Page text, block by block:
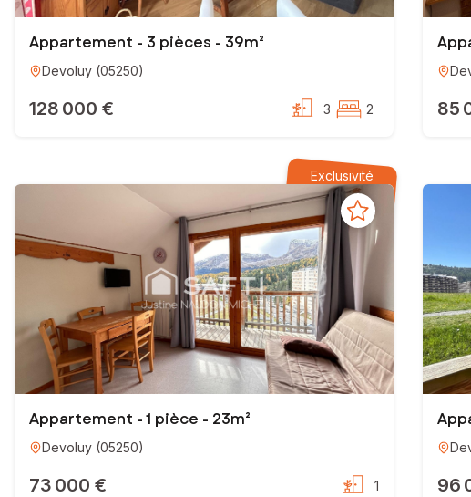
Appartement - 3 pièces - 39m²
Devoluy (05250)
128 000 € 3 2 85
Exclusivité
Appartement - 1 pièce - 23m²
Devoluy (05250)
73 000 € 1 96